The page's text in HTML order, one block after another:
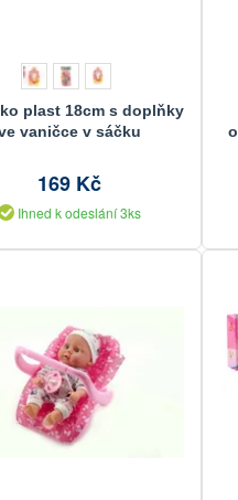
plast 18cm s doplňky
vaničce v sáčku
169 Kč
Ihned k odeslání 3ks